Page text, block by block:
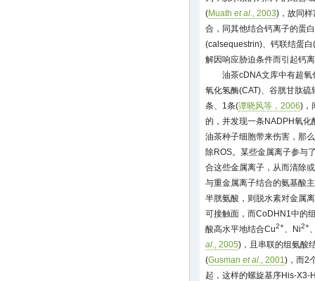
(Muath et al ., 2003)，故同
合，同其他结合钙离子的蛋
(calsequestrin)、钙联结蛋
解因响应胁迫条件而引起钙
油茶cDNA文库中有超
氧化氢酶(CAT)、谷胱甘肽
条、1条(谭晓风等，2006)，
的，并发现一条NADPH氧化
油茶种子细胞带来伤害，那
除ROS。某些金属离子参与
合这些金属离子，从而清除
与重金属离子结合的氨基酸
半胱氨酸，则脱水素对金属
可接触面，而CoDHN1中的
酸高水平地结合Cu2+ 、Ni2+
al ., 2005)，且串联的组氨酸
(Gusman et al ., 2001 )，而2
起，这样的螺旋基序His-X3-